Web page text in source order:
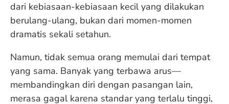
dari kebiasaan-kebiasaan kecil yang dilakukan
berulang-ulang, bukan dari momen-momen
dramatis sekali setahun.
Namun, tidak semua orang memulai dari tempat
yang sama. Banyak yang terbawa arus—
membandingkan diri dengan pasangan lain,
merasa gagal karena standar yang terlalu tinggi,